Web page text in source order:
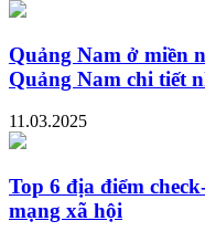
Quảng Nam ở miền
Quảng Nam chi tiết
11.03.2025
Top 6 địa điểm
mạng xã hội